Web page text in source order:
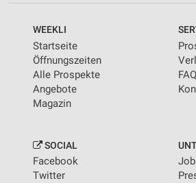
WEEKLI
Startseite
Öffnungszeiten
Alle Prospekte
Angebote
Magazin
FAQ
SOCIAL
Facebook
Twitter